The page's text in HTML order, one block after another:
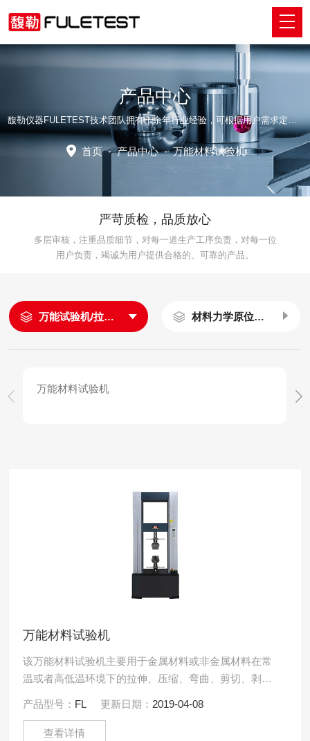
产品中心
馥勒仪器FULETEST技术团队拥有十余年行业经验，可根据用户需求定制适配的专业解决方案。
首页-产品中心-万能材料试验机
严苛质检，品质放心
多层审核，注重品质细节，对每一道生产工序负责，对每一位
用户负责，竭诚为用户提供合格的、可靠的产品。
万能试验机/拉伸试验机 材料力学原位测试系统
万能材料试验机
万能材料试验机
该万能材料试验机主要用于金属材料或非金属材料在常
温或者高低温环境下的拉伸、压缩、弯曲、剪切、剥
自动求取ReH、R.....
产品型号： FL 更新日期： 2019-04-08
查看详情